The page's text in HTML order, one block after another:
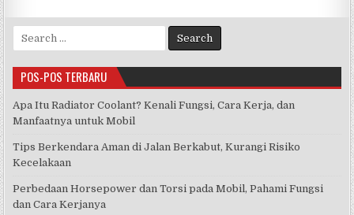
for:
POS-POS TERBARU
Apa Itu Radiator Coolant? Kenali Fungsi, Cara Kerja, dan
Manfaatnya untuk Mobil
Tips Berkendara Aman di Jalan Berkabut, Kurangi Risiko
Kecelakaan
Perbedaan Horsepower dan Torsi pada Mobil, Pahami Fungsi
dan Cara Kerjanya